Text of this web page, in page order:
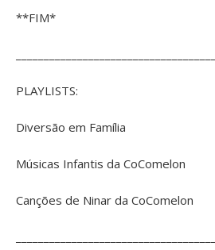
**FIM*
PLAYLISTS:
Diversão em Família
Músicas Infantis da CoComelon
Canções de Ninar da CoComelon